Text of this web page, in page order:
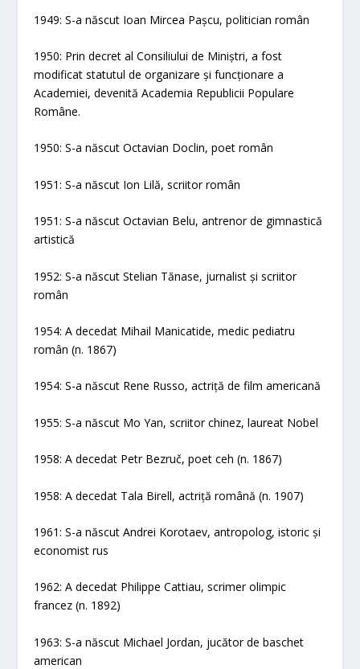
1949: S-a născut Ioan Mircea Pașcu, politician român
1950: Prin decret al Consiliului de Miniștri, a fost
modificat statutul de organizare și funcționare a
Academiei, devenită Academia Republicii Populare
Române.
1950: S-a născut Octavian Doclin, poet român
1951: S-a născut Ion Lilă, scriitor român
1951: S-a născut Octavian Belu, antrenor de gimnastică
artistică
1952: S-a născut Stelian Tănase, jurnalist și scriitor
român
1954: A decedat Mihail Manicatide, medic pediatru
român (n. 1867)
1954: S-a născut Rene Russo, actriță de film americană
1955: S-a născut Mo Yan, scriitor chinez, laureat Nobel
1958: A decedat Petr Bezruč, poet ceh (n. 1867)
1958: A decedat Tala Birell, actriță română (n. 1907)
1961: S-a născut Andrei Korotaev, antropolog, istoric și
economist rus
1962: A decedat Philippe Cattiau, scrimer olimpic
francez (n. 1892)
1963: S-a născut Michael Jordan, jucător de baschet
american